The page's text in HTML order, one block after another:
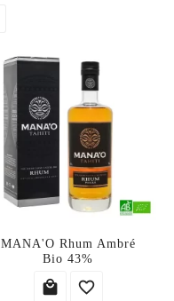
MANA'O Rhum Ambré
Bio 43%
 